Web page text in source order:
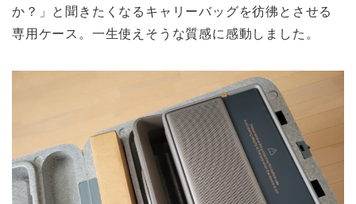
か？」と聞きたくなるキャリーバッグを彷彿とさせる
専用ケース。一生使えそうな質感に感動しました。